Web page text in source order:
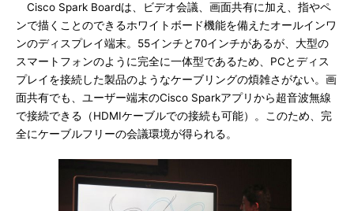
Cisco Spark Boardは、ビデオ会議、画面共有に加え、指やペ
ンで描くことのできるホワイトボード機能を備えたオールインワ
ンのディスプレイ端末。55インチと70インチがあるが、大型の
スマートフォンのように完全に一体型であるため、PCとディス
プレイを接続した製品のようなケーブリングの煩雑さがない。画
面共有でも、ユーザー端末のCisco Sparkアプリから超音波無線
で接続できる（HDMIケーブルでの接続も可能）。このため、完
全にケーブルフリーの会議環境が得られる。